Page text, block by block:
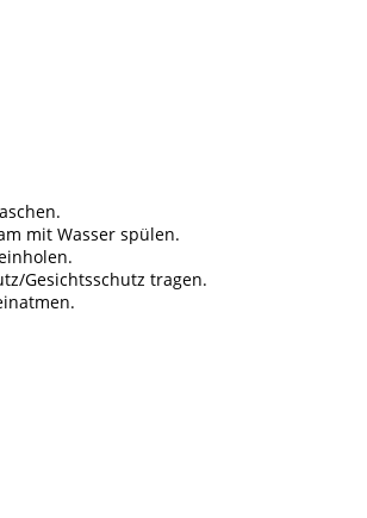
mit Wasser spülen.
Gesichtsschutz tragen.